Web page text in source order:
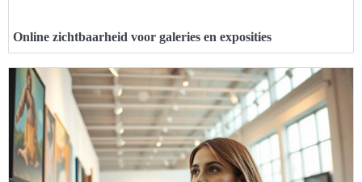
Online zichtbaarheid voor galeries en exposities